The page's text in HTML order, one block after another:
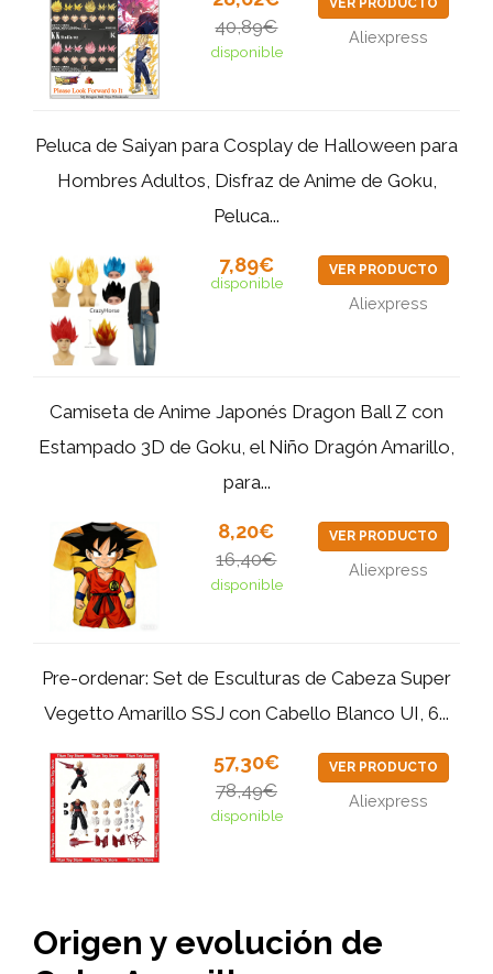
40,89€
disponible
VER PRODUCTO
Aliexpress
Peluca de Saiyan para Cosplay de Halloween para
Hombres Adultos, Disfraz de Anime de Goku,
Peluca...
7,89€
disponible
VER PRODUCTO
Aliexpress
Camiseta de Anime Japonés Dragon Ball Z con
Estampado 3D de Goku, el Niño Dragón Amarillo,
para...
8,20€
16,40€
disponible
VER PRODUCTO
Aliexpress
Pre-ordenar: Set de Esculturas de Cabeza Super
Vegetto Amarillo SSJ con Cabello Blanco UI, 6...
57,30€
78,49€
disponible
VER PRODUCTO
Aliexpress
Origen y evolución de